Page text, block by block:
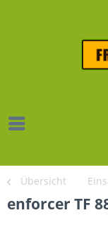
Übersicht
enforcer TF